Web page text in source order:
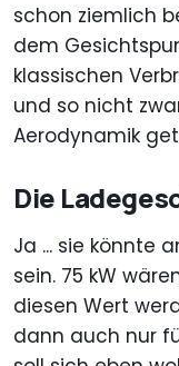
schon ziemlich
dem
klassischen
und so nicht
Aerodynamik
Die
Ja ... sie könnte
sein. 75 kW
diesen Wert
dann auch nur